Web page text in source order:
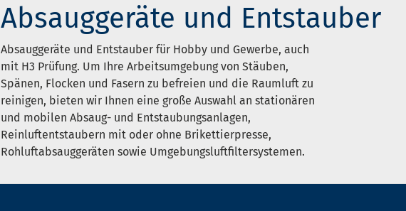
Absauggeräte und Entstauber
Absauggeräte und Entstauber für Hobby und Gewerbe, auch
mit H3 Prüfung. Um Ihre Arbeitsumgebung von Stäuben,
Spänen, Flocken und Fasern zu befreien und die Raumluft zu
reinigen, bieten wir Ihnen eine große Auswahl an stationären
und mobilen Absaug- und Entstaubungsanlagen,
Reinluftentstaubern mit oder ohne Brikettierpresse,
Rohluftabsauggeräten sowie Umgebungsluftfiltersystemen.